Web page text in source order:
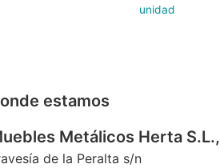
unidad
estamos
Metálicos Herta S.L.,
de la Peralta s/n